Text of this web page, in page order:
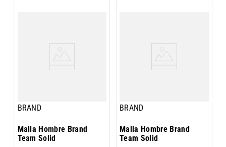
BRAND
Malla Hombre Brand
Team Solid
BRAND
Malla Hombre Brand
Team Solid